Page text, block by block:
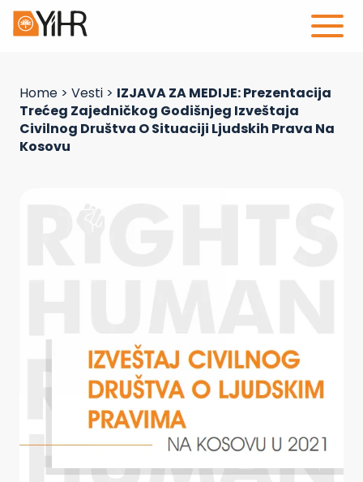
Home > Vesti > IZJAVA ZA MEDIJE: Prezentacija
Trećeg Zajedničkog Godišnjeg Izveštaja
Civilnog Društva O Situaciji Ljudskih Prava Na
Kosovu